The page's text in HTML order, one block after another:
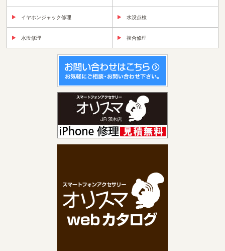
イヤホンジャック修理 水没点検
水没修理 複合修理